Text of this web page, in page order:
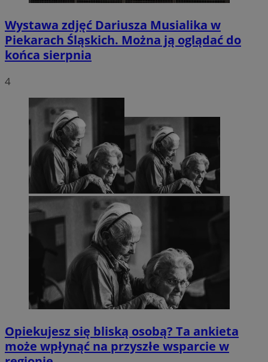
Wystawa zdjęć Dariusza Musialika w
Piekarach Śląskich. Można ją oglądać do
końca sierpnia
4
Opiekujesz się bliską osobą? Ta ankieta
może wpłynąć na przyszłe wsparcie w